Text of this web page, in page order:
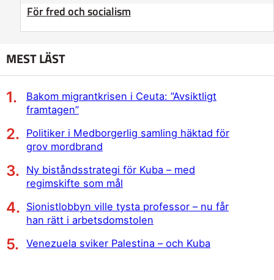
För fred och socialism
MEST LÄST
Bakom migrantkrisen i Ceuta: ”Avsiktligt
framtagen”
Politiker i Medborgerlig samling häktad för
grov mordbrand
Ny biståndsstrategi för Kuba – med
regimskifte som mål
Sionistlobbyn ville tysta professor – nu får
han rätt i arbetsdomstolen
Venezuela sviker Palestina – och Kuba